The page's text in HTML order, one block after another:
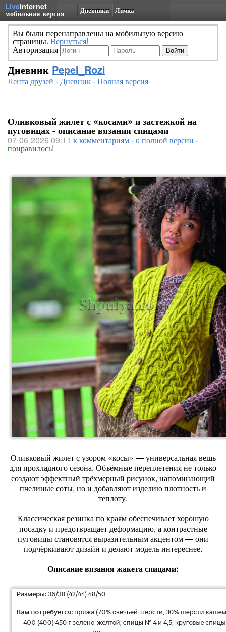
LiveInternet
мобильная версия Дневники Личка
Вы были перенаправлены на мобильную версию
страницы. Вернуться!
Авторизация
Дневник Pepel_Rozi
Лента друзей -Дневник-Полная версия
Оливковый жилет с «косами» и застежкой на
пуговицах - описание вязания спицами
07-06-2026 09:11 к комментариям-к полной версии -
понравилось!
Оливковый жилет с узором «косы» — универсальная вещь
для прохладного сезона. Объёмные переплетения не только
создают эффектный трёхмерный рисунок, напоминающий
пчелиные соты, но и добавляют изделию плотность и
теплоту.
Классическая резинка по краям обеспечивает хорошую
посадку и предотвращает деформацию, а контрастные
пуговицы становятся выразительным акцентом — они
подчёркивают дизайн и делают модель интереснее.
Описание вязания жакета спицами: